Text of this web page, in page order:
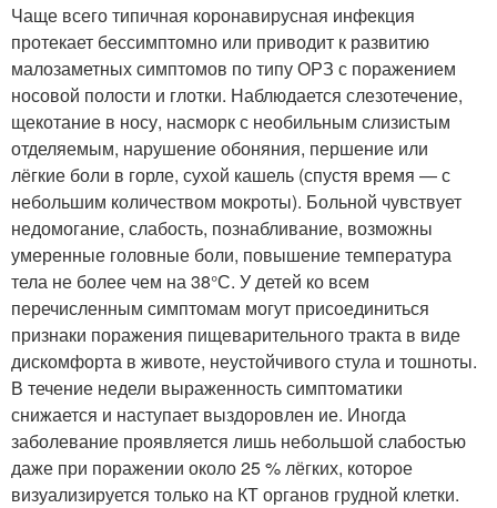
Чаще всего типичная коронавирусная инфекция
протекает бессимптомно или приводит к развитию
малозаметных симптомов по типу ОРЗ с поражением
носовой полости и глотки. Наблюдается слезотечение,
щекотание в носу, насморк с необильным слизистым
отделяемым, нарушение обоняния, першение или
лёгкие боли в горле, сухой кашель (спустя время — с
небольшим количеством мокроты). Больной чувствует
недомогание, слабость, познабливание, возможны
умеренные головные боли, повышение температура
тела не более чем на 38°С. У детей ко всем
перечисленным симптомам могут присоединиться
признаки поражения пищеварительного тракта в виде
дискомфорта в животе, неустойчивого стула и тошноты.
В течение недели выраженность симптоматики
снижается и наступает выздоровлен ие. Иногда
заболевание проявляется лишь небольшой слабостью
даже при поражении около 25 % лёгких, которое
визуализируется только на КТ органов грудной клетки.